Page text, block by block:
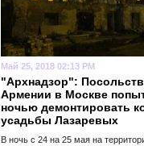
Май 25, 2018 02:13 PM
"Архнадзор":
Армении в Москве
ночью демонтировать
усадьбы Лазаревых
В ночь с 24 на 25 мая на